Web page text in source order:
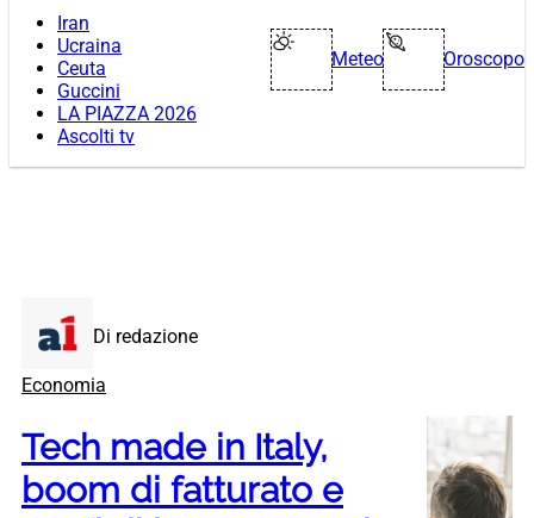
Iran
Ucraina
Ceuta
Guccini
LA PIAZZA 2026
Ascolti tv
Meteo Oroscopo
Di redazione
Economia
Tech made in Italy,
boom di fatturato e